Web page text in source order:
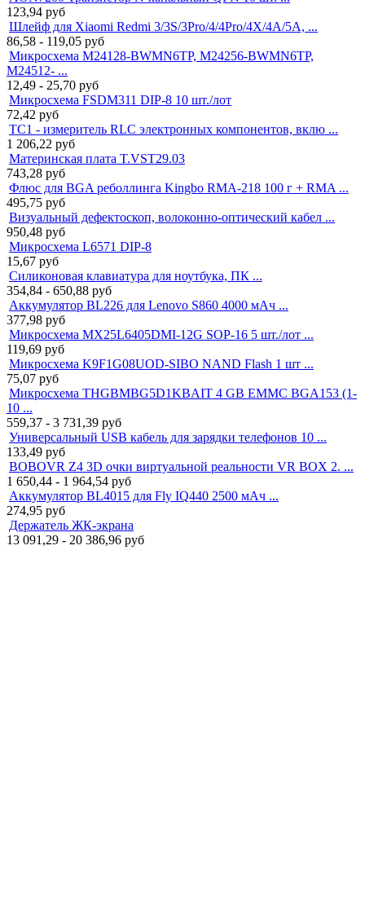
123,94 руб
Шлейф для Xiaomi Redmi 3/3S/3Pro/4/4Pro/4X/4A/5A, ...
86,58 - 119,05 руб
Микросхема M24128-BWMN6TP, M24256-BWMN6TP,
M24512- ...
12,49 - 25,70 руб
Микросхема FSDM311 DIP-8 10 шт./лот
72,42 руб
TC1 - измеритель RLC электронных компонентов, вклю ...
1 206,22 руб
Материнская плата T.VST29.03
743,28 руб
Флюс для BGA реболлинга Kingbo RMA-218 100 г + RMA ...
495,75 руб
Визуальный дефектоскоп, волоконно-оптический кабел ...
950,48 руб
Микросхема L6571 DIP-8
15,67 руб
Силиконовая клавиатура для ноутбука, ПК ...
354,84 - 650,88 руб
Аккумулятор BL226 для Lenovo S860 4000 мАч ...
377,98 руб
Микросхема MX25L6405DMI-12G SOP-16 5 шт./лот ...
119,69 руб
Микросхема K9F1G08UOD-SIBO NAND Flash 1 шт ...
75,07 руб
Микросхема THGBMBG5D1KBAIT 4 GB EMMC BGA153 (1-
10 ...
559,37 - 3 731,39 руб
Универсальный USB кабель для зарядки телефонов 10 ...
133,49 руб
BOBOVR Z4 3D очки виртуальной реальности VR BOX 2. ...
1 650,44 - 1 964,54 руб
Аккумулятор BL4015 для Fly IQ440 2500 мАч ...
274,95 руб
Держатель ЖК-экрана
13 091,29 - 20 386,96 руб